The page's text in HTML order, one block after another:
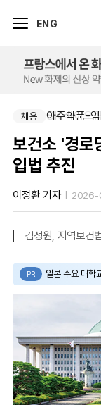
ENG
채용
채용 아주약품-
보건소 '경로
입법 추진
이정환 기자 2026-
김성원, 지역보건
PR 일본 주요 대학